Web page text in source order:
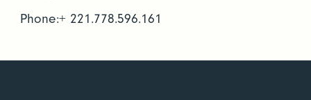
Phone:+ 221.778.596.161